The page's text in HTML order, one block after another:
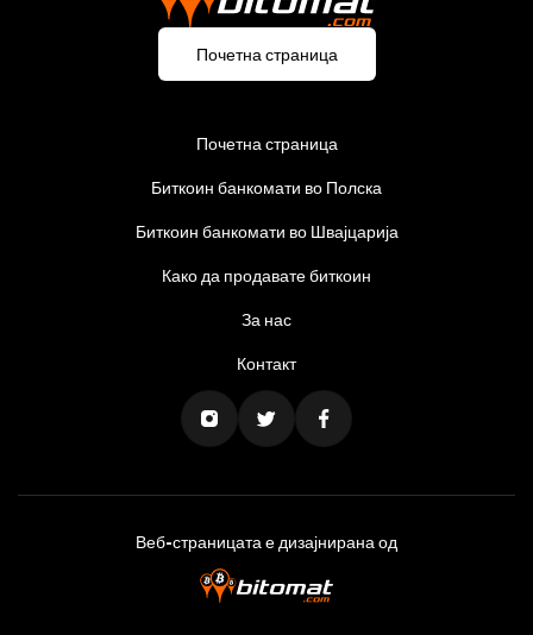
Почетна страница
Почетна страница
Биткоин банкомати во Полска
Биткоин банкомати во Швајцарија
Како да продавате биткоин
За нас
Контакт
Веб-страницата е дизајнирана од